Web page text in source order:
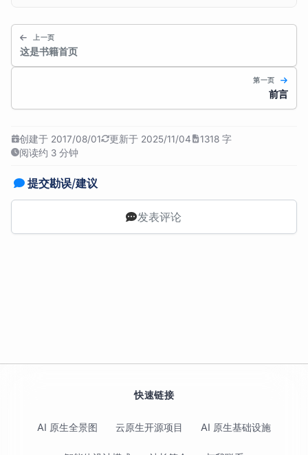
上一页
这是书籍首页
第一页
前言
创建于 2017/08/01 更新于 2025/11/04
1318 字
阅读约 3 分钟
提交勘误/建议
发表评论
快速链接
AI 原生全景图 云原生开源项目 AI 原生基础设施